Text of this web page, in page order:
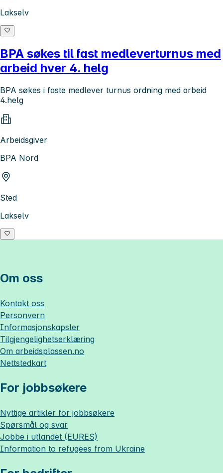
Lakselv
BPA søkes til fast medleverturnus med
arbeid hver 4. helg
BPA søkes i faste medlever turnus ordning med arbeid
4.helg
Arbeidsgiver
BPA Nord
Sted
Lakselv
Om oss
Kontakt oss
Personvern
Informasjonskapsler
Tilgjengelighetserklæring
Om arbeidsplassen.no
Nettstedkart
For jobbsøkere
Nyttige artikler for jobbsøkere
Spørsmål og svar
Jobbe i utlandet (EURES)
Information to refugees from Ukraine